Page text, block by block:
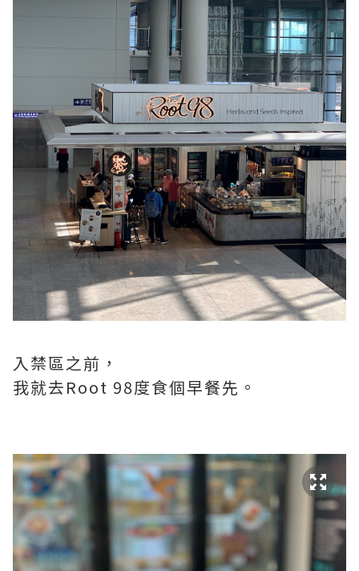
入禁區之前，
我就去Root 98度食個早餐先。